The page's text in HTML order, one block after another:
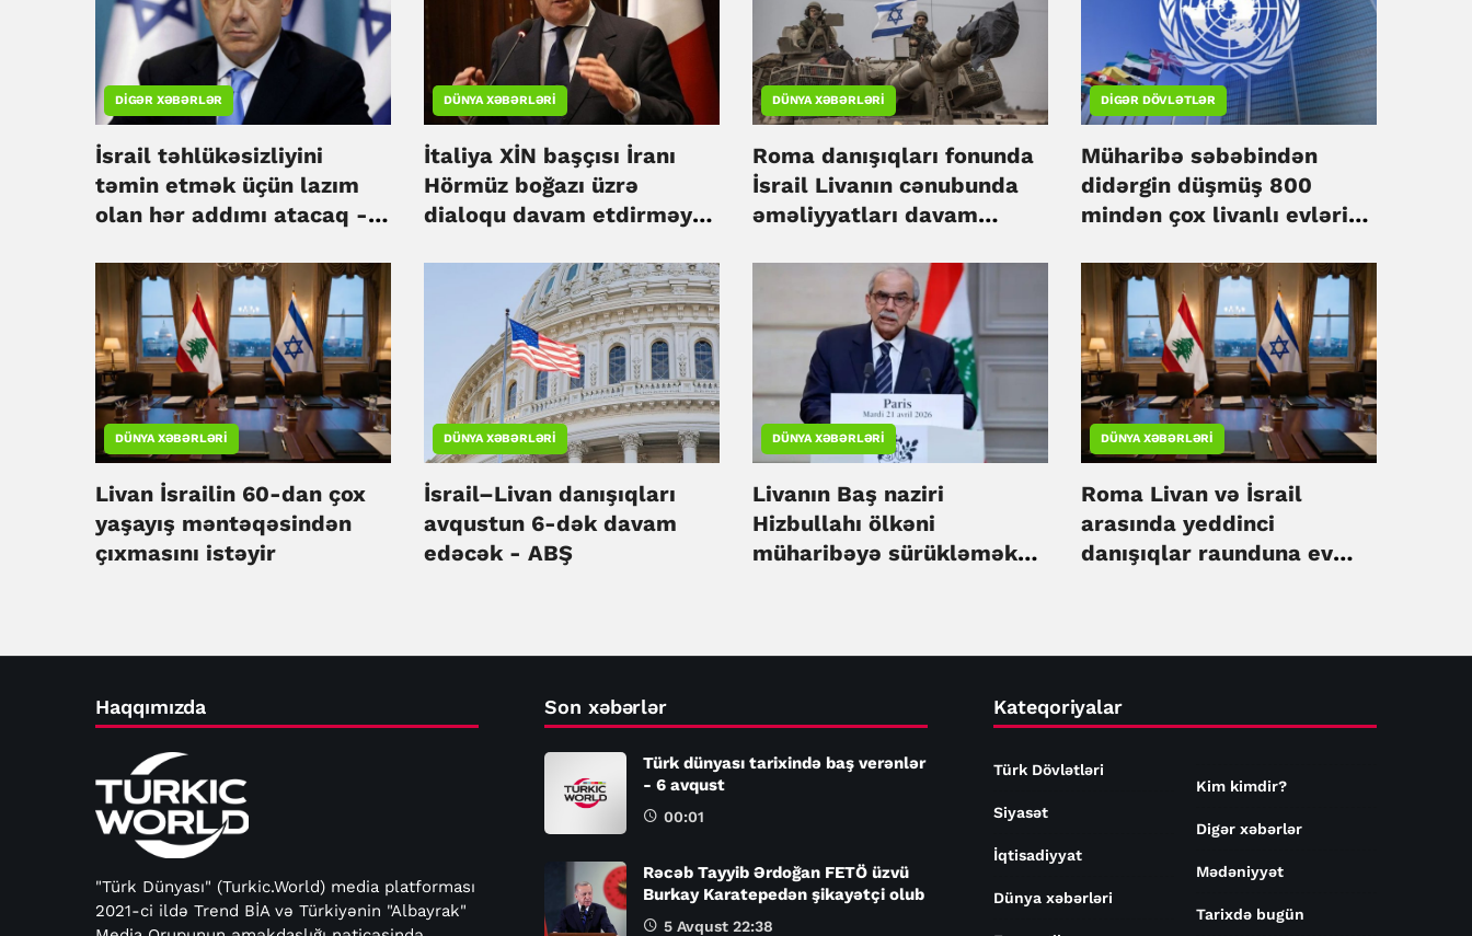
DIGƏR XƏBƏRLƏR
İsrail təhlükəsizliyini
təmin etmək üçün lazım
olan hər addımı atacaq -
DÜNYA XƏBƏRLƏRI
İtaliya XİN başçısı İranı
Hörmüz boğazı üzrə
dialoqu davam etdirməyə
DÜNYA XƏBƏRLƏRI
Roma danışıqları fonunda
İsrail Livanın cənubunda
əməliyyatları davam
DIGƏR DÖVLƏTLƏR
Müharibə səbəbindən
didərgin düşmüş 800
mindən çox livanlı evlərinə
DÜNYA XƏBƏRLƏRI
Livan İsrailin 60-dan çox
yaşayış məntəqəsindən
çıxmasını istəyir
DÜNYA XƏBƏRLƏRI
İsrail–Livan danışıqları
avqustun 6-dək davam
edəcək - ABŞ
DÜNYA XƏBƏRLƏRI
Livanın Baş naziri
Hizbullahı ölkəni
müharibəyə sürükləməkdə
DÜNYA XƏBƏRLƏRI
Roma Livan və İsrail
arasında yeddinci
danışıqlar raunduna ev
Haqqımızda
"Türk Dünyası" (Turkic.World) media platforması
2021-ci ildə Trend BİA və Türkiyənin "Albayrak"
Son xəbərlər
Türk dünyası tarixində baş verənlər
- 6 avqust
00:01
Rəcəb Tayyib Ərdoğan FETÖ üzvü
Burkay Karatepedən şikayətçi olub
5 Avqust 22:38
Kateqoriyalar
Türk Dövlətləri
Siyasət
İqtisadiyyat
Dünya xəbərləri
Kim kimdir?
Digər xəbərlər
Mədəniyyət
Tarixdə bugün